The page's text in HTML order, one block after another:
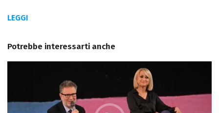
LEGGI
Potrebbe interessarti anche